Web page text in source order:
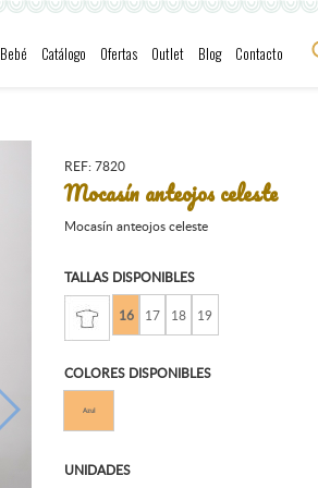
Bebé Catálogo Ofertas Outlet Blog Contacto
REF: 7820
Mocasín anteojos celeste
Mocasín anteojos celeste
TALLAS DISPONIBLES
16 17 18 19
COLORES DISPONIBLES
Azul
UNIDADES